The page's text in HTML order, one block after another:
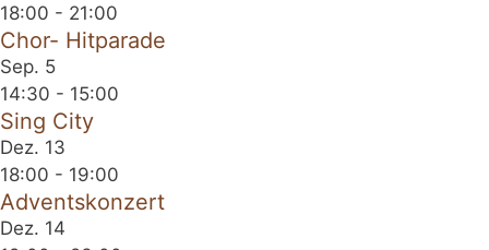
18:00 - 21:00
Chor- Hitparade
Sep. 5
14:30 - 15:00
Sing City
Dez. 13
18:00 - 19:00
Adventskonzert
Dez. 14